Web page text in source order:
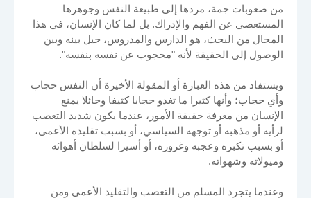
من صعوبات جمة، مردها إلى طبيعة النفس وجوهرها
المستعصي عن الفهم والإدراك. بل لما كان الإنسان، في هذا
المجال من البحث، هو الدارس والمدروس، حيل بينه وبين
الوصول إلى الحقيقة لأنه "محجوب عن نفسه بنفسه".
ويستفاد من هذه العبارة أو المقولة الأخيرة أن النفس حجاب
وأي حجاب؛ وأنها كثيرا ما تغدو حجابا كثيفا وحائلا يمنع
الإنسان من معرفة حقيقة الأمور، عندما يكون شديد التعصب
لرأيه أو مذهبه أو توجهه السياسي، أو بسبب تقليده الأعمى،
أو بسبب تكبره وعجبه وغروره، أو أسيرا لسلطان أهوائه
وميولاته وشهواته.
وعندما يتجرد المسلم من التعصب والتقليد الأعمى ومن